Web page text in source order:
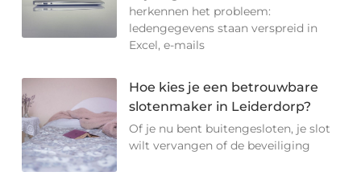
herkennen het probleem:
ledengegevens staan verspreid in
Excel, e-mails
Hoe kies je een betrouwbare
slotenmaker in Leiderdorp?
Of je nu bent buitengesloten, je slot
wilt vervangen of de beveiliging